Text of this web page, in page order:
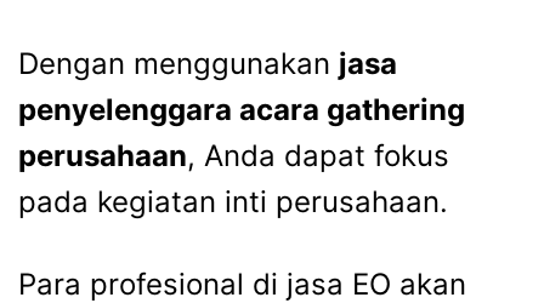
Dengan menggunakan jasa
penyelenggara acara gathering
perusahaan, Anda dapat fokus
pada kegiatan inti perusahaan.
Para profesional di jasa EO akan